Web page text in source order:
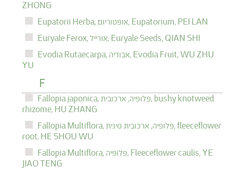
ZHONG
Eupatorii Herba,
אופטוריום, Eupatorium, PEI LAN
Euryale Ferox,
אורייל, Euryale Seeds, QIAN SHI
Evodia Rutaecarpa,
אבודיה, Evodia Fruit, WU ZHU
YU
F
Fallopia japonica, פלופיה, ארכובית, bushy knotweed
rhizome, HU ZHANG
Fallopia Multiflora,
פלופיה, ארכובית סינית, fleeceflower
root, HE SHOU WU
Fallopia Multiflora,
פלופיה, Fleeceflower caulis, YE
JIAO TENG